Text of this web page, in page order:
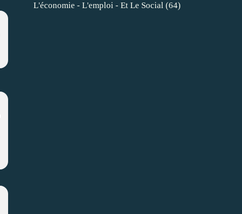
L'économie - L'emploi - Et Le Social (64)